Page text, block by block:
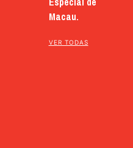
Macau.
VER TODAS